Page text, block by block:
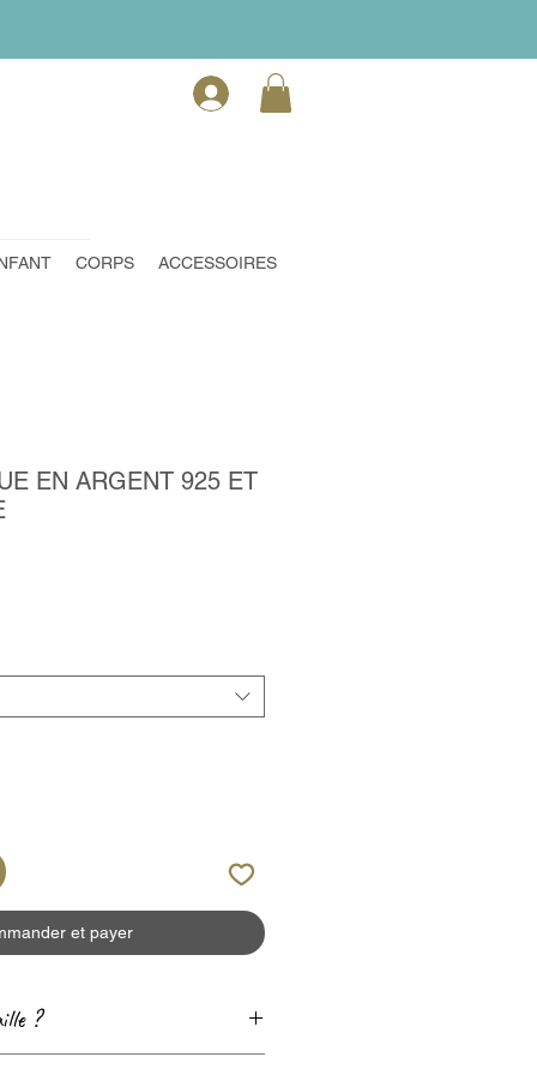
CORPS ACCESSOIRES
EN ARGENT 925 ET
et payer
?